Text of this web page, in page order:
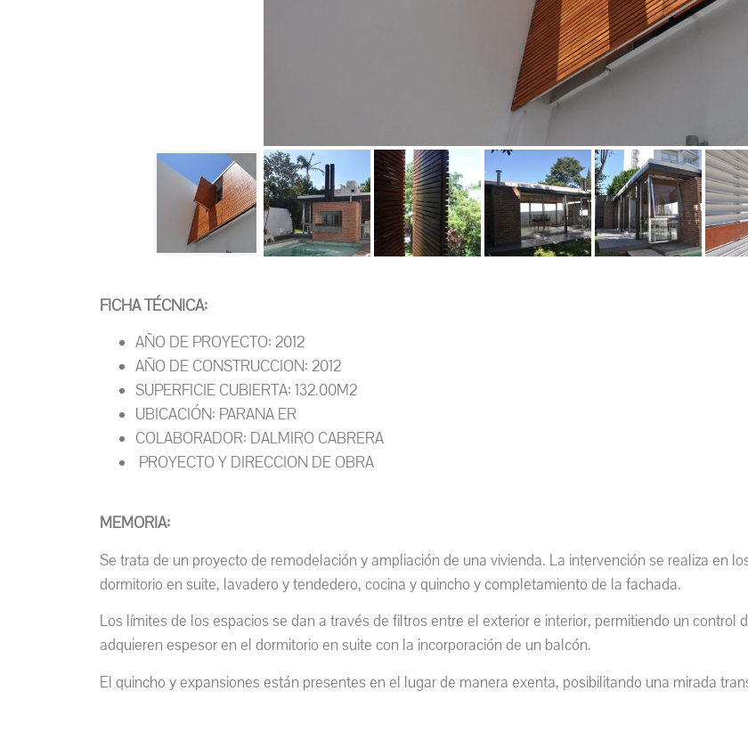
FICHA TÉCNICA:
AÑO DE PROYECTO: 2012
AÑO DE CONSTRUCCION: 2012
SUPERFICIE CUBIERTA: 132.00M2
UBICACIÓN: PARANA ER
COLABORADOR: DALMIRO CABRERA
PROYECTO Y DIRECCION DE OBRA
MEMORIA:
Se trata de un proyecto de remodelación y ampliación de una vivienda. La intervención se realiza en
dormitorio en suite, lavadero y tendedero, cocina y quincho y completamiento de la fachada.
Los límites de los espacios se dan a través de filtros entre el exterior e interior, permitiendo un control
adquieren espesor en el dormitorio en suite con la incorporación de un balcón.
El quincho y expansiones están presentes en el lugar de manera exenta, posibilitando una mirada